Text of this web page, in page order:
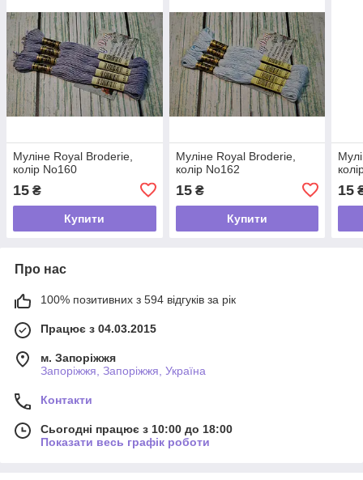
Муліне Royal Broderie,
колір No160
15 ₴
Купити
Муліне Royal Broderie,
колір No162
15₴
Купити
15
Про нас
100% позитивних з 594 відгуків за рік
Працює з 04.03.2015
м. Запоріжжя
Запоріжжя, Запоріжжя, Україна
Контакти
Сьогодні працює з 10:00 до 18:00
Показати весь графік роботи